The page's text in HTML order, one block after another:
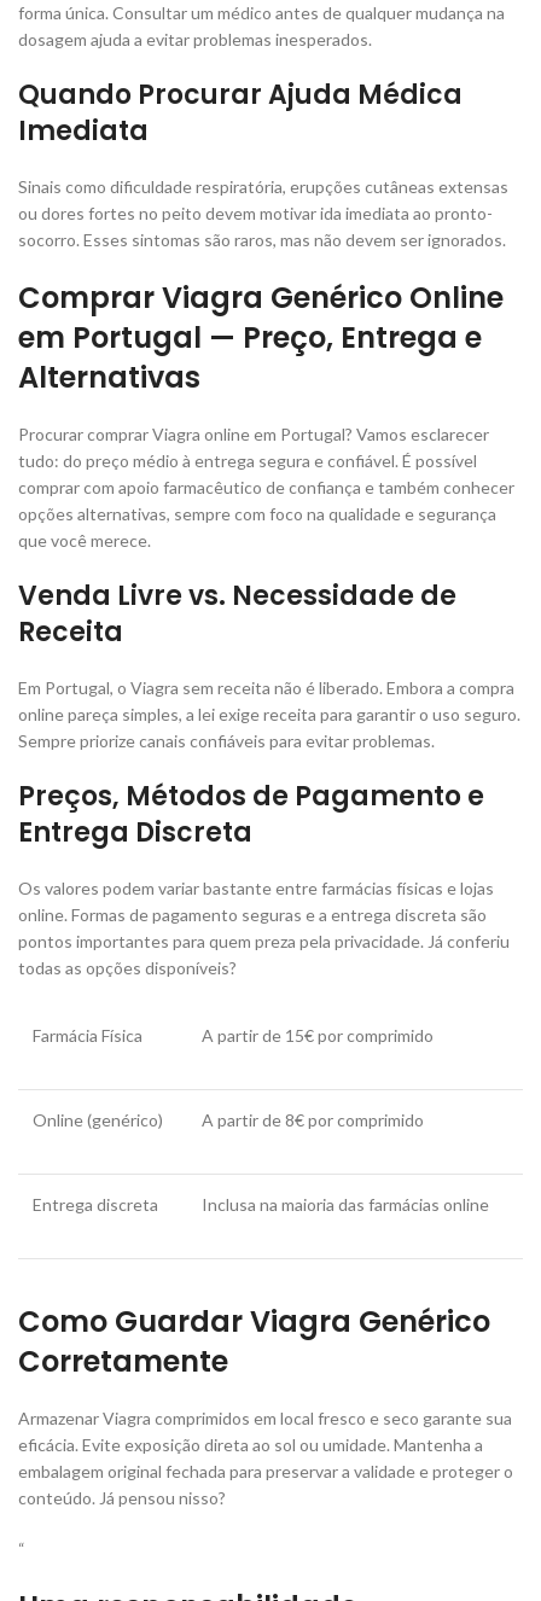
forma única. Consultar um médico antes de qualquer mudança na
dosagem ajuda a evitar problemas inesperados.
Quando Procurar Ajuda Médica
Imediata
Sinais como dificuldade respiratória, erupções cutâneas extensas
ou dores fortes no peito devem motivar ida imediata ao pronto-
socorro. Esses sintomas são raros, mas não devem ser ignorados.
Comprar Viagra Genérico Online
em Portugal — Preço, Entrega e
Alternativas
Procurar comprar Viagra online em Portugal? Vamos esclarecer
tudo: do preço médio à entrega segura e confiável. É possível
comprar com apoio farmacêutico de confiança e também conhecer
opções alternativas, sempre com foco na qualidade e segurança
que você merece.
Venda Livre vs. Necessidade de
Receita
Em Portugal, o Viagra sem receita não é liberado. Embora a compra
online pareça simples, a lei exige receita para garantir o uso seguro.
Sempre priorize canais confiáveis para evitar problemas.
Preços, Métodos de Pagamento e
Entrega Discreta
Os valores podem variar bastante entre farmácias físicas e lojas
online. Formas de pagamento seguras e a entrega discreta são
pontos importantes para quem preza pela privacidade. Já conferiu
todas as opções disponíveis?
Farmácia Física A partir de 15€ por comprimido
Online (genérico) A partir de 8€ por comprimido
Entrega discreta Inclusa na maioria das farmácias online
Como Guardar Viagra Genérico
Corretamente
Armazenar Viagra comprimidos em local fresco e seco garante sua
eficácia. Evite exposição direta ao sol ou umidade. Mantenha a
embalagem original fechada para preservar a validade e proteger o
conteúdo. Já pensou nisso?
“